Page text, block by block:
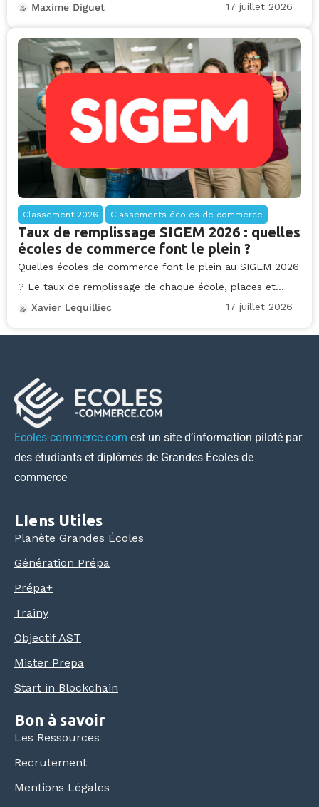
Maxime Diguet
17 juillet 2026
Classement 2026 Classements écoles de commerce
Taux de remplissage SIGEM 2026 : quelles
écoles de commerce font le plein ?
Quelles écoles de commerce font le plein au SIGEM 2026
? Le taux de remplissage de chaque école, places et...
Xavier Lequilliec
17 juillet 2026
Ecoles-commerce.com est un site d’information piloté par
des étudiants et diplômés de Grandes Écoles de
commerce
LIens Utiles
Planète Grandes Écoles
Génération Prépa
Prépa+
Trainy
Objectif AST
Mister Prepa
Start in Blockchain
Bon à savoir
Les Ressources
Recrutement
Mentions Légales